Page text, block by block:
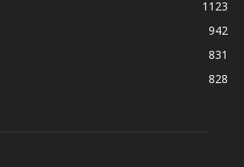
1123
942
831
828